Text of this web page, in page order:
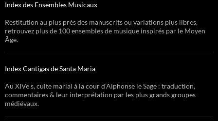
Index des Ensembles Musicaux
Restitution au plus près des manuscrits ou variations plus libres,
retrouvez plus de 100 ensembles de musique inspirés par le Moyen
Âge.
Index Cantigas de Santa Maria
Au XIVe s, culte marial à la cour d’Alphonse le Sage : traduction,
commentaires & leur interprétation par les plus grands groupes
médiévaux.